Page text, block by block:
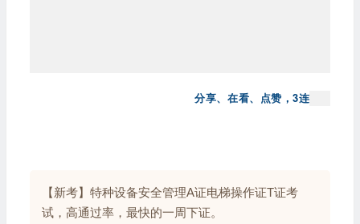
分享、在看、点赞，3连
【新考】特种设备安全管理A证电梯操作证T证考
试，高通过率，最快的一周下证。